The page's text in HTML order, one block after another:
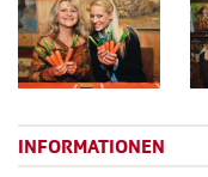
INFORMATIONEN